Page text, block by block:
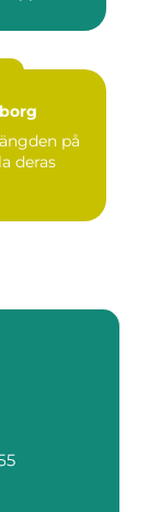
på
deras